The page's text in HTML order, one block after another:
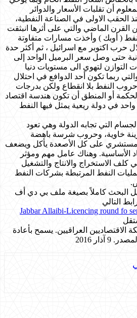
أن تقلبات الأسعار والدوائر
الحقب الاولى في الصناعة النفطية،
الماضي والتي على أثرها انبثقت
( أوبك ) وأخذت مسارات متفاوتة
حدتها عام 1973 خلال حرب اكتوبر مع اسرائيل ، ثم أكثر حدة
حتى وصل سعر البرميل الواحد إلى
عاودت التوازن لتهوي الى مستويات دنيا
ربما تكون أحد الدوافع في احتلال
النفط بلا انقطاع ولكن بدرجات
أو المنطق أن تكون هندسة اقتصاد
في دولة ريعية يمثل فيها النفط
التي تجابه الدولة وهي تعود
خاوية، وحروب شرسة باهضة
مستشري على كل الأصعدة يأكل ويضعف
الأساسية. وهناك عامل مهم ومؤثر
كلف الاستخراج والانتاج والتشغيل
النفط المرتبطة بشركات النفط
البحث كاملاً بصيغة ملف بي دي أف
التالي
Jabbar Allaibi-Licencing round fo
العراقيين. يسمح بأعادة
2016